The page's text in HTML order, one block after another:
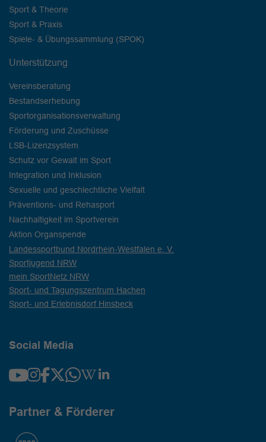
Sport & Theorie
Sport & Praxis
Spiele- & Übungssammlung (SPOK)
Unterstützung
Vereinsberatung
Bestandserhebung
Sportorganisationsverwaltung
Förderung und Zuschüsse
LSB-Lizenzsystem
Schutz vor Gewalt im Sport
Integration und Inklusion
Sexuelle und geschlechtliche Vielfalt
Präventions- und Rehasport
Nachhaltigkeit im Sportverein
Aktion Organspende
Landessportbund Nordrhein-Westfalen e. V.
Sportjugend NRW
mein SportNetz NRW
Sport- und Tagungszentrum Hachen
Sport- und Erlebnisdorf Hinsbeck
Social Media
Partner & Förderer